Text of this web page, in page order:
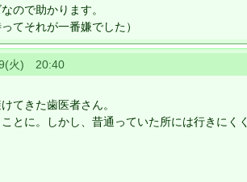
ので助かります。
てそれが一番嫌でした）
火) 20:40
てきた歯医者さん。
とに。しかし、昔通っていた所には行きにく